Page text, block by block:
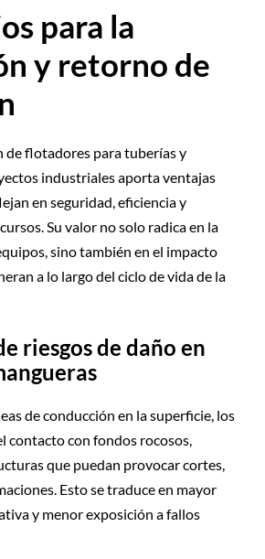
para la
y retorno de
de flotadores para tuberías y
industriales aporta ventajas
en seguridad, eficiencia y
Su valor no solo radica en la
sino también en el impacto
a lo largo del ciclo de vida de la
riesgos de daño en
de conducción en la superficie, los
contacto con fondos rocosos,
que puedan provocar cortes,
Esto se traduce en mayor
y menor exposición a fallos